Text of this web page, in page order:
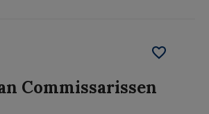
Commissarissen